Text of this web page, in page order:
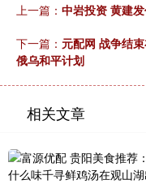
上一篇： 中岩投资 黄建
下一篇： 元配网 战争结
俄乌和平计划
相关文章